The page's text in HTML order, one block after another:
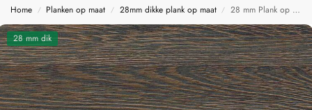
Home / Planken op maat / 28mm dikke plank op maat / 28 mm Plank op maat Wenge (H3058 ST22)
28 mm dik